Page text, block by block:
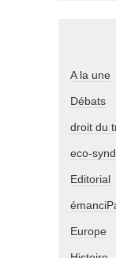
A la une
Débats
droit du
eco-
Editorial
Europe